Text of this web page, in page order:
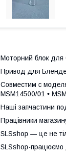
Моторний блок для
Привод для
Совместим с
MSM14500/01 •
Наші запчастини
Працівники
SLSshop — це не
SLSshop-працюємо